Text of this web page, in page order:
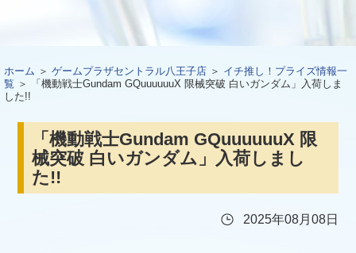
ホーム ＞ ゲームプラザセントラル八王子店 ＞ イチ推し！プライズ情報一
覧 ＞ 「機動戦士Gundam GQuuuuuuX 限械突破 白いガンダム」入荷しま
した!!
「機動戦士Gundam GQuuuuuuX 限
械突破 白いガンダム」入荷しまし
た!!
2025年08月08日